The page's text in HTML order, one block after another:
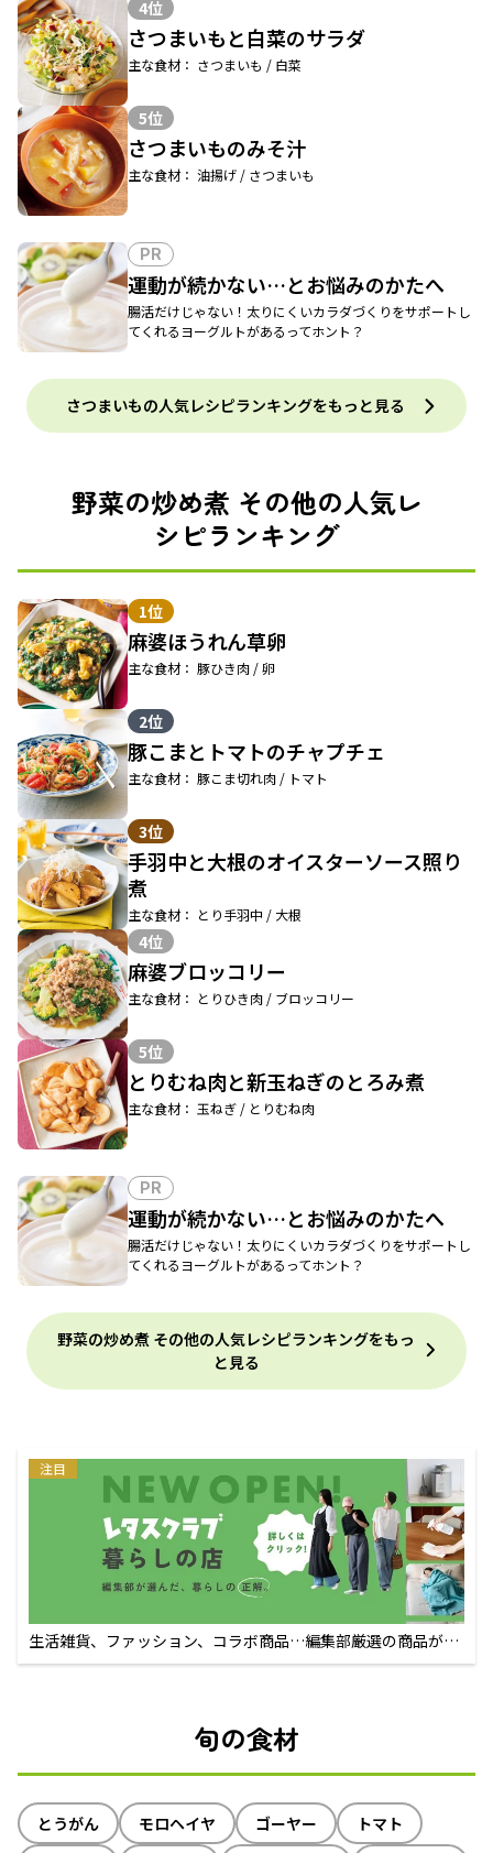
4位
さつまいもと白菜のサラダ
主な食材： さつまいも / 白菜
5位
さつまいものみそ汁
主な食材： 油揚げ / さつまいも
PR
運動が続かない…とお悩みのかたへ
腸活だけじゃない！太りにくいカラダづくりをサポートし
てくれるヨーグルトがあるってホント？
さつまいもの人気レシピランキングをもっと見る
野菜の炒め煮 その他の人気レ
シピランキング
1位
麻婆ほうれん草卵
主な食材： 豚ひき肉 / 卵
2位
豚こまとトマトのチャプチェ
主な食材： 豚こま切れ肉 / トマト
3位
手羽中と大根のオイスターソース照り
煮
主な食材： とり手羽中 / 大根
4位
麻婆ブロッコリー
主な食材： とりひき肉 / ブロッコリー
5位
とりむね肉と新玉ねぎのとろみ煮
主な食材： 玉ねぎ / とりむね肉
PR
運動が続かない…とお悩みのかたへ
腸活だけじゃない！太りにくいカラダづくりをサポートし
てくれるヨーグルトがあるってホント？
野菜の炒め煮 その他の人気レシピランキングをもっ
と見る
注目
生活雑貨、ファッション、コラボ商品…編集部厳選の商品が買
えるECサイト
旬の食材
とうがん モロヘイヤ ゴーヤー
トマト